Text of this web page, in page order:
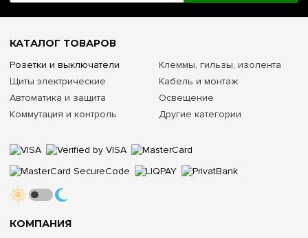
КОМПАНИЯ
КАТАЛОГ ТОВАРОВ
Розетки и выключатели
Щиты электрические
Автоматика и защита
Коммутация и контроль
Клеммы, гильзы, изолента
Кабель и монтаж
Освещение
Другие категории